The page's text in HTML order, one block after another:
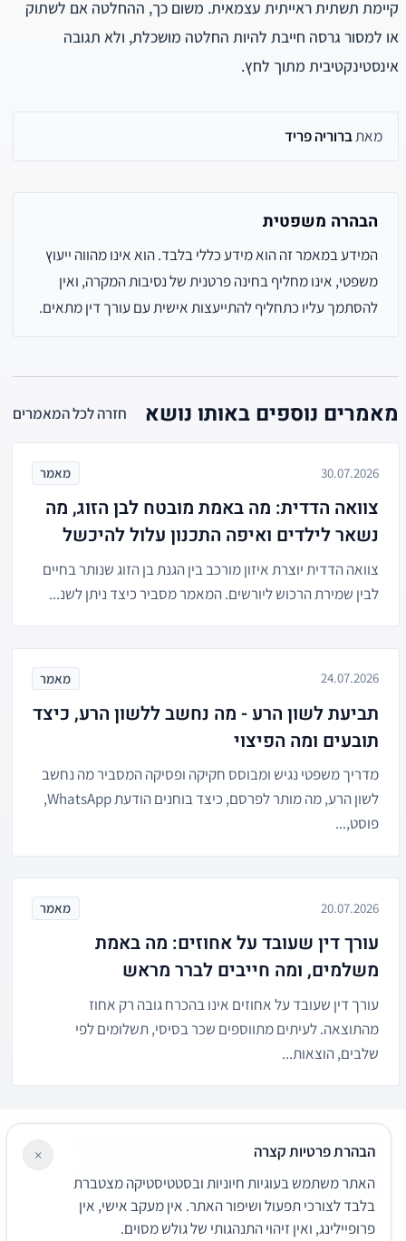
קיימת תשתית ראייתית עצמאית. משום כך, ההחלטה אם לשתוק
או למסור גרסה חייבת להיות החלטה מושכלת, ולא תגובה
אינסטינקטיבית מתוך לחץ.
מאתברוריה פריד
הבהרה משפטית
המידע במאמר זה הוא מידע כללי בלבד. הוא אינו מהווה ייעוץ
משפטי, אינו מחליף בחינה פרטנית של נסיבות המקרה, ואין
להסתמך עליו כתחליף להתייעצות אישית עם עורך דין מתאים.
מאמרים נוספים באותו נושא חזרה לכל המאמרים
30.07.2026 מאמר
צוואה הדדית: מה באמת מובטח לבן הזוג, מה
נשאר לילדים ואיפה התכנון עלול להיכשל
צוואה הדדית יוצרת איזון מורכב בין הגנת בן הזוג שנותר בחיים
לבין שמירת הרכוש ליורשים. המאמר מסביר כיצד ניתן לשנ...
24.07.2026 מאמר
תביעת לשון הרע - מה נחשב ללשון הרע, כיצד
תובעים ומה הפיצוי
מדריך משפטי נגיש ומבוסס חקיקה ופסיקה המסביר מה נחשב
לשון הרע, מה מותר לפרסם, כיצד בוחנים הודעת WhatsApp,
פוסט,...
20.07.2026 מאמר
עורך דין שעובד על אחוזים: מה באמת
משלמים, ומה חייבים לברר מראש
עורך דין שעובד על אחוזים אינו בהכרח גובה רק אחוז
מהתוצאה. לעיתים מתווספים שכר בסיסי, תשלומים לפי
שלבים, הוצאות...
עורכי דיןמשרדי עורכי דין
תנאי שימוש
© 2026 הפירמה. כל הזכויות שמורות.
הבהרת פרטיות קצרה
האתר משתמש בעוגיות חיוניות ובסטטיסטיקה מצטברת
בלבד לצורכי תפעול ושיפור האתר. אין מעקב אישי, אין
פרופיילינג, ואין זיהוי התנהגותי של גולש מסוים.
×